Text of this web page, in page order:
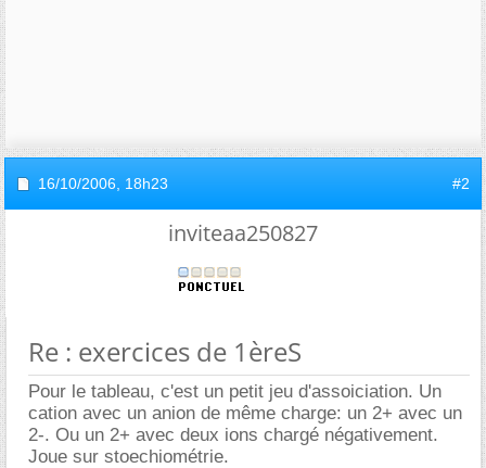
16/10/2006, 18h23 #2
inviteaa250827
Re : exercices de 1èreS
Pour le tableau, c'est un petit jeu d'assoiciation. Un
cation avec un anion de même charge: un 2+ avec un
2-. Ou un 2+ avec deux ions chargé négativement.
Joue sur stoechiométrie.